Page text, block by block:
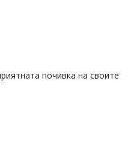
почивка на своите